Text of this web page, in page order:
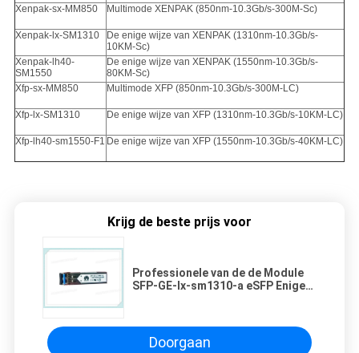
Xenpak-sx-MM850 Multimode XENPAK (850nm-10.3Gb/s-300M-Sc)
Xenpak-lx-SM1310
De enige wijze van XENPAK (1310nm-10.3Gb/s-
10KM-Sc)
Xenpak-lh40-
SM1550
De enige wijze van XENPAK (1550nm-10.3Gb/s-
80KM-Sc)
Xfp-sx-MM850
Multimode XFP (850nm-10.3Gb/s-300M-LC)
Xfp-lx-SM1310 De enige wijze van XFP (1310nm-10.3Gb/s-10KM-LC)
Xfp-lh40-sm1550-F1 De enige wijze van XFP (1550nm-10.3Gb/s-40KM-LC)
Krijg de beste prijs voor
Professionele van de de Module
SFP-GE-lx-sm1310-a eSFP Enige
Doorgaan